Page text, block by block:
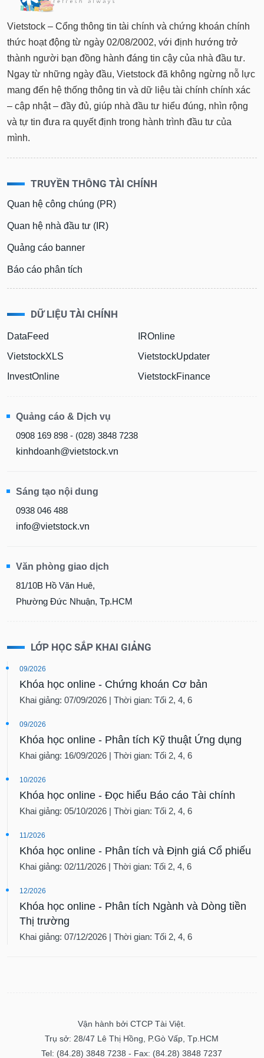
Vietstock – Cổng thông tin tài chính và chứng khoán chính
thức hoạt động từ ngày 02/08/2002, với định hướng trở
thành người bạn đồng hành đáng tin cậy của nhà đầu tư.
Ngay từ những ngày đầu, Vietstock đã không ngừng nỗ lực
mang đến hệ thống thông tin và dữ liệu tài chính chính xác
– cập nhật – đầy đủ, giúp nhà đầu tư hiểu đúng, nhìn rộng
và tự tin đưa ra quyết định trong hành trình đầu tư của
mình.
TRUYỀN THÔNG TÀI CHÍNH
Quan hệ công chúng (PR)
Quan hệ nhà đầu tư (IR)
Quảng cáo banner
Báo cáo phân tích
DỮ LIỆU TÀI CHÍNH
DataFeed
VietstockXLS
InvestOnline
IROnline
VietstockUpdater
VietstockFinance
Quảng cáo & Dịch vụ
0908 169 898 - (028) 3848 7238
kinhdoanh@vietstock.vn
Sáng tạo nội dung
0938 046 488
info@vietstock.vn
Văn phòng giao dịch
81/10B Hồ Văn Huê,
Phường Đức Nhuận, Tp.HCM
LỚP HỌC SẮP KHAI GIẢNG
09/2026
Khóa học online - Chứng khoán Cơ bản
Khai giảng: 07/09/2026 | Thời gian: Tối 2, 4, 6
09/2026
Khóa học online - Phân tích Kỹ thuật Ứng dụng
Khai giảng: 16/09/2026 | Thời gian: Tối 2, 4, 6
10/2026
Khóa học online - Đọc hiểu Báo cáo Tài chính
Khai giảng: 05/10/2026 | Thời gian: Tối 2, 4, 6
11/2026
Khóa học online - Phân tích và Định giá Cổ phiếu
Khai giảng: 02/11/2026 | Thời gian: Tối 2, 4, 6
12/2026
Khóa học online - Phân tích Ngành và Dòng tiền
Thị trường
Khai giảng: 07/12/2026 | Thời gian: Tối 2, 4, 6
Vận hành bởi CTCP Tài Việt.
Trụ sở: 28/47 Lê Thị Hồng, P.Gò Vấp, Tp.HCM
Tel: (84.28) 3848 7238 - Fax: (84.28) 3848 7237
chính